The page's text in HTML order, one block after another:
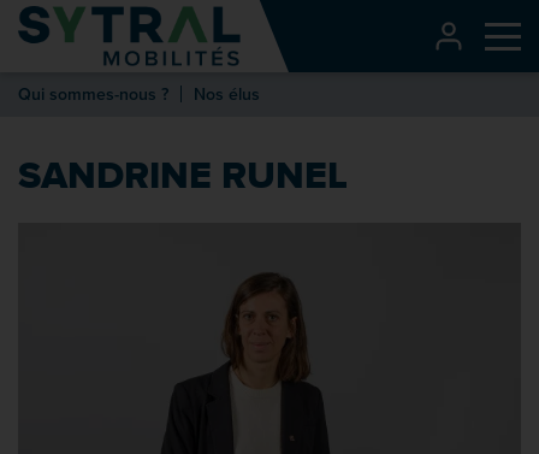
Contenu
Entête de page
Qui sommes-nous ? Nos élus
SANDRINE RUNEL